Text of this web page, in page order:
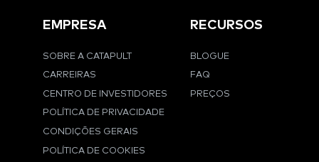
EMPRESA
SOBRE A CATAPULT
CARREIRAS
CENTRO DE INVESTIDORES
POLÍTICA DE PRIVACIDADE
CONDIÇÕES GERAIS
POLÍTICA DE COOKIES
RECURSOS
BLOGUE
FAQ
PREÇOS